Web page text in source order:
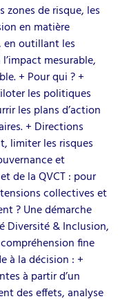
zones de risque, les
en matière
en outillant les
mesurable,
+ Pour qui ? +
les politiques
les plans d’action
+ Directions
limiter les risques
et
de la QVCT : pour
collectives et
? Une démarche
Diversité & Inclusion,
fine
à la décision : +
à partir d’un
des effets, analyse